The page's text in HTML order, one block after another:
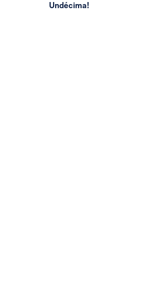
Undécima!